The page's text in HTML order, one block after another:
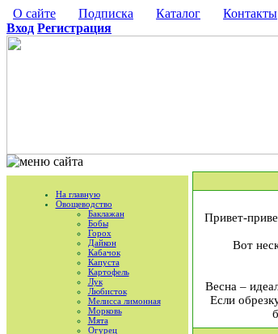
О сайте Подписка Каталог Контакты
Вход Регистрация
На главную
Овощеводство
Баклажан
Бобы
Горох
Дайкон
Кабачок
Капуста
Картофель
Лук
Любисток
Мелисса лимонная
Морковь
Мята
Огурец
Привет-
Вот
Весна –
Если